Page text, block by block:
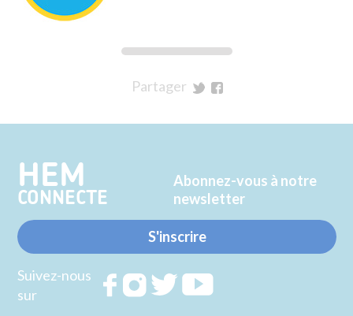
Partager
Twitter
Facebook
HEM
CONNECTE
Abonnez-vous à notre
newsletter
S'inscrire
Suivez-nous
sur
RejoignezRejoignezRejoignez